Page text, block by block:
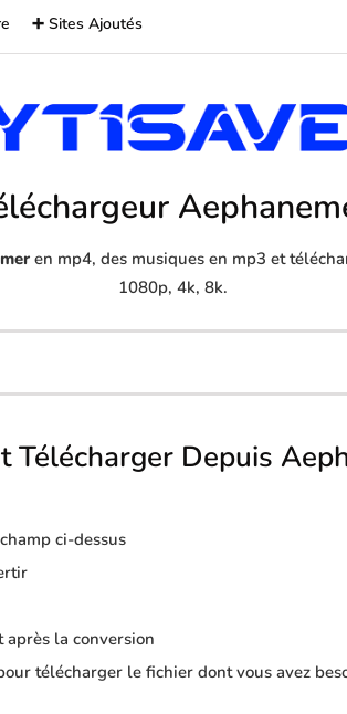
➕ Sites Ajoutés
en mp4, des musiques en mp3 et
1080p, 4k, 8k.
Télécharger Depuis
ci-dessus
la conversion
télécharger le fichier dont vous avez